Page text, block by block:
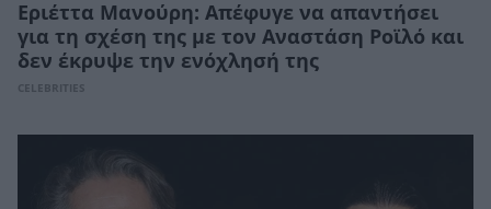
Εριέττα Μανούρη: Απέφυγε να απαντήσει
για τη σχέση της με τον Αναστάση Ροϊλό και
δεν έκρυψε την ενόχλησή της
CELEBRITIES